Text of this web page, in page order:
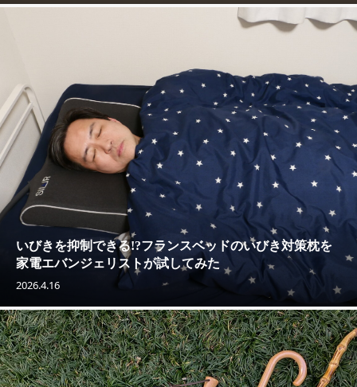
いびきを抑制できる!?フランスベッドのいびき対策枕を
家電エバンジェリストが試してみた
2026.4.16